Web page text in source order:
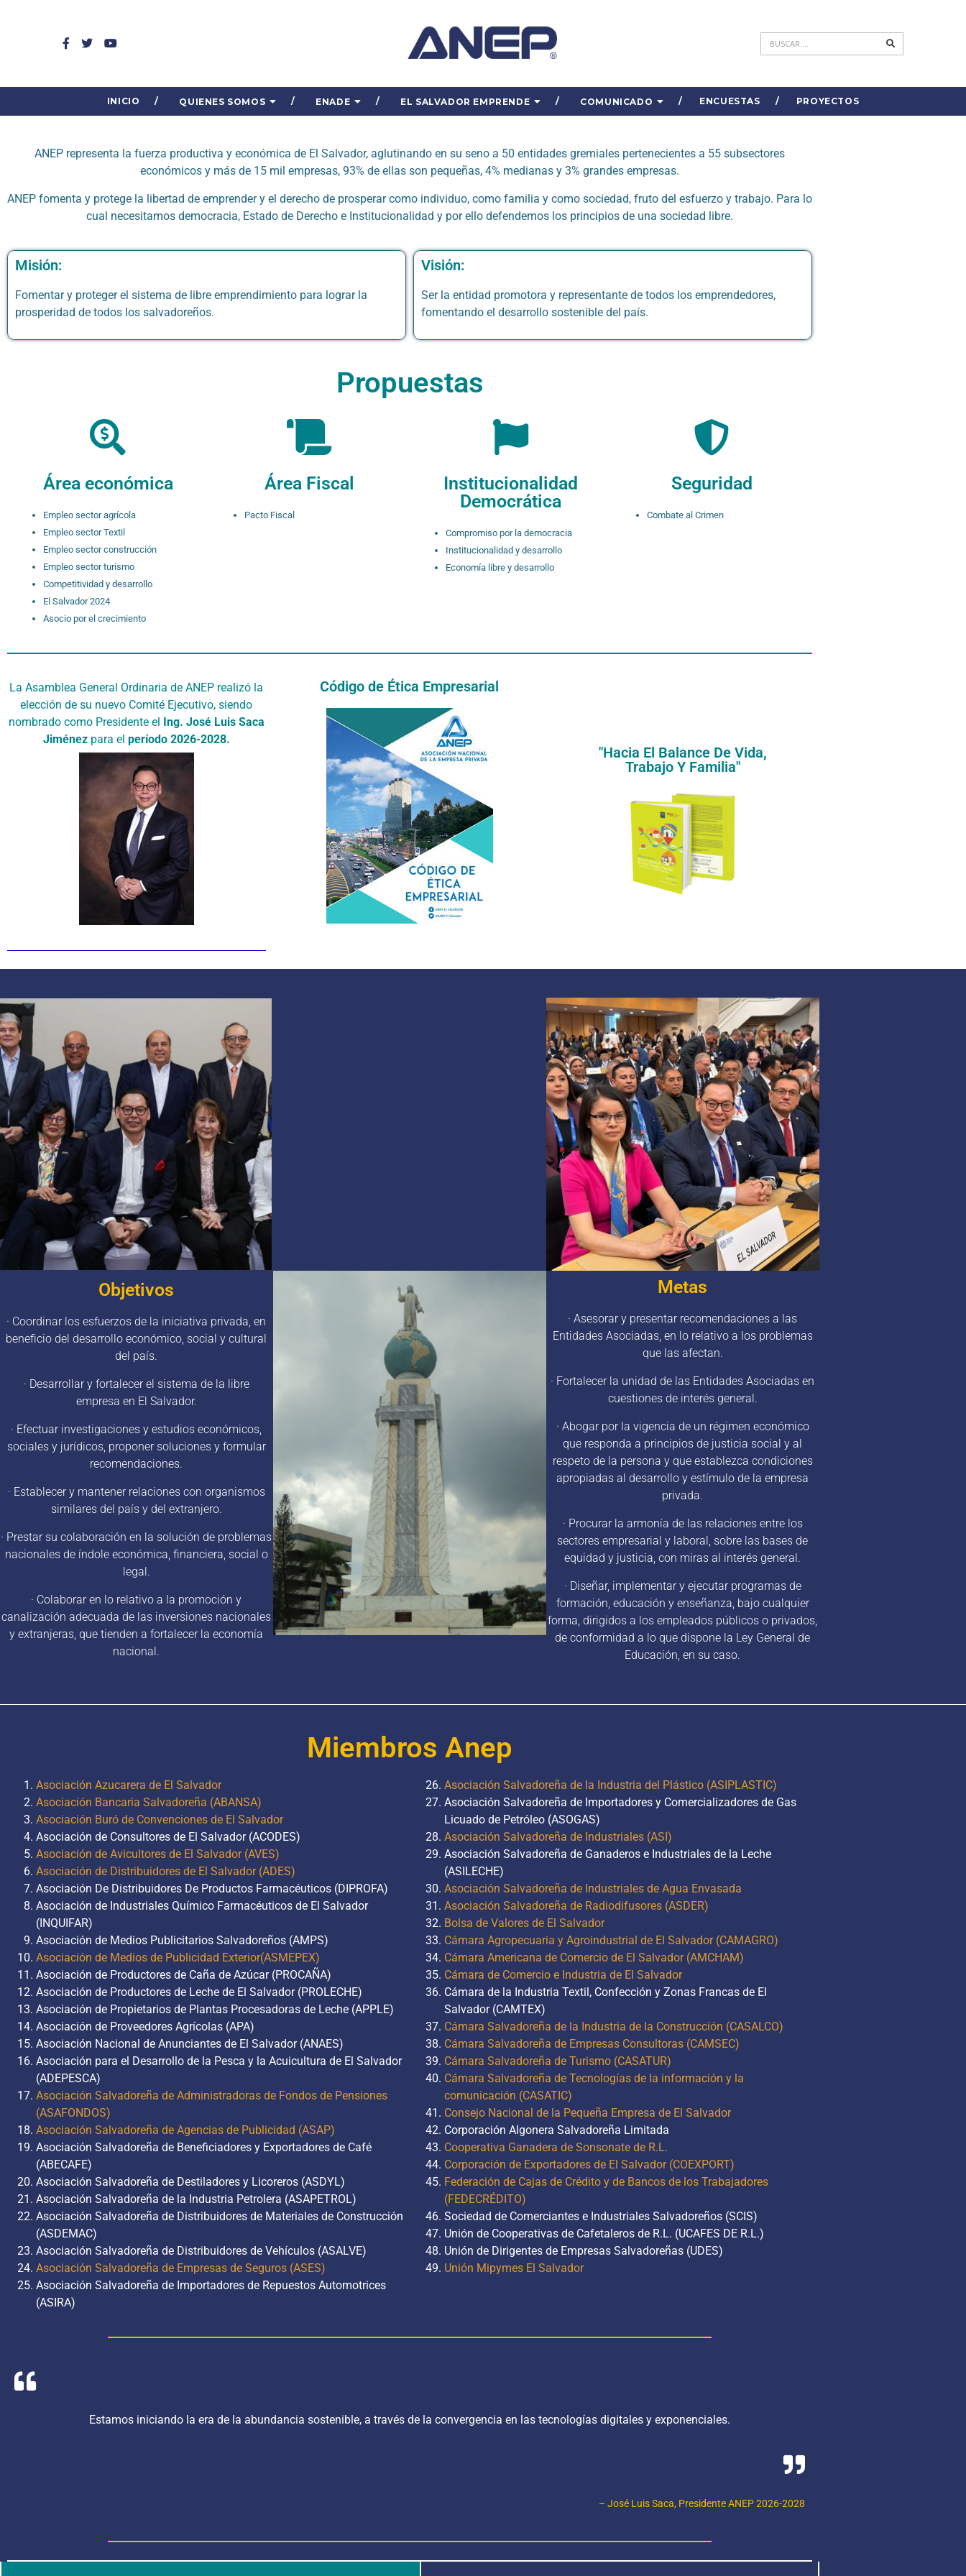
INICIO QUIENES SOMOS ENADE EL SALVADOR EMPRENDE COMUNICADO ENCUESTAS PROYECTOS
ANEP representa la fuerza productiva y económica de El Salvador, aglutinando en su seno a 50 entidades gremiales pertenecientes a 55 subsectores
económicos y más de 15 mil empresas, 93% de ellas son pequeñas, 4% medianas y 3% grandes empresas.
ANEP fomenta y protege la libertad de emprender y el derecho de prosperar como individuo, como familia y como sociedad, fruto del esfuerzo y trabajo. Para lo
cual necesitamos democracia, Estado de Derecho e Institucionalidad y por ello defendemos los principios de una sociedad libre.
Misión:
Fomentar y proteger el sistema de libre emprendimiento para lograr la
prosperidad de todos los salvadoreños.
Visión:
Ser la entidad promotora y representante de todos los emprendedores,
fomentando el desarrollo sostenible del país.
Propuestas
Área económica
Empleo sector agrícola
Empleo sector Textil
Empleo sector construcción
Empleo sector turismo
Competitividad y desarrollo
El Salvador 2024
Asocio por el crecimiento
Área Fiscal
Pacto Fiscal
Institucionalidad
Democrática
Compromiso por la democracia
Institucionalidad y desarrollo
Economía libre y desarrollo
Seguridad
Combate al Crimen
La Asamblea General Ordinaria de ANEP realizó la
elección de su nuevo Comité Ejecutivo, siendo
nombrado como Presidente el Ing. José Luis Saca
Jiménezpara el período 2026-2028.
Código de Ética Empresarial
"hacia El Balance De Vida,
Trabajo Y Familia"​
Objetivos
· Coordinar los esfuerzos de la iniciativa privada, en
beneficio del desarrollo económico, social y cultural
del país.
· Desarrollar y fortalecer el sistema de la libre
empresa en El Salvador.
· Efectuar investigaciones y estudios económicos,
sociales y jurídicos, proponer soluciones y formular
recomendaciones.
· Establecer y mantener relaciones con organismos
similares del país y del extranjero.
· Prestar su colaboración en la solución de problemas
nacionales de índole económica, financiera, social o
legal.
· Colaborar en lo relativo a la promoción y
canalización adecuada de las inversiones nacionales
y extranjeras, que tienden a fortalecer la economía
nacional.
Metas
· Asesorar y presentar recomendaciones a las
Entidades Asociadas, en lo relativo a los problemas
que las afectan.
· Fortalecer la unidad de las Entidades Asociadas en
cuestiones de interés general.
· Abogar por la vigencia de un régimen económico
que responda a principios de justicia social y al
respeto de la persona y que establezca condiciones
apropiadas al desarrollo y estímulo de la empresa
privada.
· Procurar la armonía de las relaciones entre los
sectores empresarial y laboral, sobre las bases de
equidad y justicia, con miras al interés general.
· Diseñar, implementar y ejecutar programas de
formación, educación y enseñanza, bajo cualquier
forma, dirigidos a los empleados públicos o privados,
de conformidad a lo que dispone la Ley General de
Educación, en su caso.
Miembros Anep
Asociación Azucarera de El Salvador
Asociación Bancaria Salvadoreña (ABANSA)
Asociación Buró de Convenciones de El Salvador
Asociación de Consultores de El Salvador (ACODES)
Asociación de Avicultores de El Salvador (AVES)
Asociación de Distribuidores de El Salvador (ADES)
Asociación De Distribuidores De Productos Farmacéuticos (DIPROFA)
Asociación de Industriales Químico Farmacéuticos de El Salvador
(INQUIFAR)
Asociación de Medios Publicitarios Salvadoreños (AMPS)
Asociación de Medios de Publicidad Exterior(ASMEPEX)
Asociación de Productores de Caña de Azúcar (PROCAÑA)
Asociación de Productores de Leche de El Salvador (PROLECHE)
Asociación de Propietarios de Plantas Procesadoras de Leche (APPLE)
Asociación de Proveedores Agrícolas (APA)
Asociación Nacional de Anunciantes de El Salvador (ANAES)
Asociación para el Desarrollo de la Pesca y la Acuicultura de El Salvador
(ADEPESCA)
Asociación Salvadoreña de Administradoras de Fondos de Pensiones
(ASAFONDOS)
Asociación Salvadoreña de Agencias de Publicidad (ASAP)
Asociación Salvadoreña de Beneficiadores y Exportadores de Café
(ABECAFE)
Asociación Salvadoreña de Destiladores y Licoreros (ASDYL)
Asociación Salvadoreña de la Industria Petrolera (ASAPETROL)
Asociación Salvadoreña de Distribuidores de Materiales de Construcción
(ASDEMAC)
Asociación Salvadoreña de Distribuidores de Vehículos (ASALVE)
Asociación Salvadoreña de Empresas de Seguros (ASES)
Asociación Salvadoreña de Importadores de Repuestos Automotrices
(ASIRA)
Asociación Salvadoreña de la Industria del Plástico (ASIPLASTIC)
Asociación Salvadoreña de Importadores y Comercializadores de Gas
Licuado de Petróleo (ASOGAS)
Asociación Salvadoreña de Industriales (ASI)
Asociación Salvadoreña de Ganaderos e Industriales de la Leche
(ASILECHE)
Asociación Salvadoreña de Industriales de Agua Envasada
Asociación Salvadoreña de Radiodifusores (ASDER)
Bolsa de Valores de El Salvador
Cámara Agropecuaria y Agroindustrial de El Salvador (CAMAGRO)
Cámara Americana de Comercio de El Salvador (AMCHAM)
Cámara de Comercio e Industria de El Salvador
Cámara de la Industria Textil, Confección y Zonas Francas de El
Salvador (CAMTEX)
Cámara Salvadoreña de la Industria de la Construcción (CASALCO)
Cámara Salvadoreña de Empresas Consultoras (CAMSEC)
Cámara Salvadoreña de Turismo (CASATUR)
Cámara Salvadoreña de Tecnologías de la información y la
comunicación (CASATIC)
Consejo Nacional de la Pequeña Empresa de El Salvador
Corporación Algonera Salvadoreña Limitada
Cooperativa Ganadera de Sonsonate de R.L.
Corporación de Exportadores de El Salvador (COEXPORT)
Federación de Cajas de Crédito y de Bancos de los Trabajadores
(FEDECRÉDITO)
Sociedad de Comerciantes e Industriales Salvadoreños (SCIS)
Unión de Cooperativas de Cafetaleros de R.L. (UCAFES DE R.L.)
Unión de Dirigentes de Empresas Salvadoreñas (UDES)
Unión Mipymes El Salvador
Estamos iniciando la era de la abundancia sostenible, a través de la convergencia en las tecnologías digitales y exponenciales.
– José Luis Saca, Presidente ANEP 2026-2028